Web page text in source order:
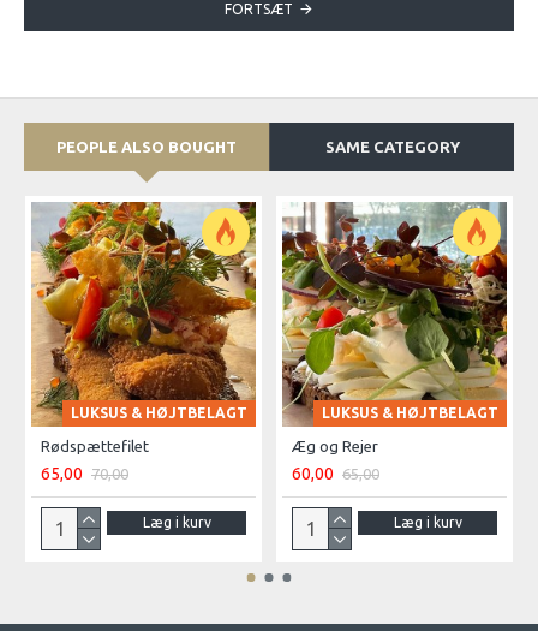
FORTSÆT
PEOPLE ALSO BOUGHT SAME CATEGORY
LUKSUS & HØJTBELAGT
Rødspættefilet
65,00 70,00
Læg i kurv
LUKSUS & HØJTBELAGT
Æg og Rejer
60,00 65,00
Læg i kurv